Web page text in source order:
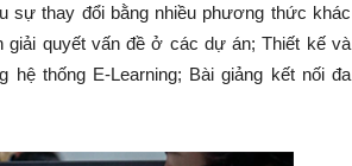
sự thay đổi bằng nhiều phương thức khác
quyết vấn đề ở các dự án; Thiết kế và
hệ thống E-Learning; Bài giảng kết nối đa